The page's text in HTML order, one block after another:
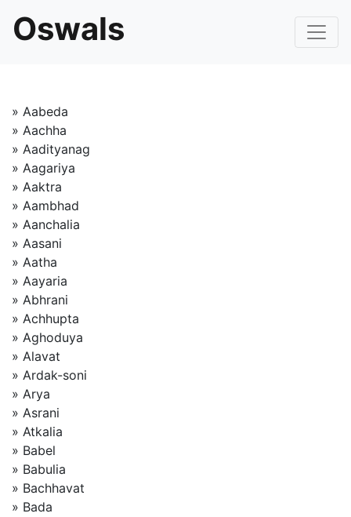
Oswals
» Aabeda
» Aachha
» Aadityanag
» Aagariya
» Aaktra
» Aambhad
» Aanchalia
» Aasani
» Aatha
» Aayaria
» Abhrani
» Achhupta
» Aghoduya
» Alavat
» Ardak-soni
» Arya
» Asrani
» Atkalia
» Babel
» Babulia
» Bachhavat
» Bada